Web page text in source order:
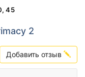
45
2
Добавить отзыв